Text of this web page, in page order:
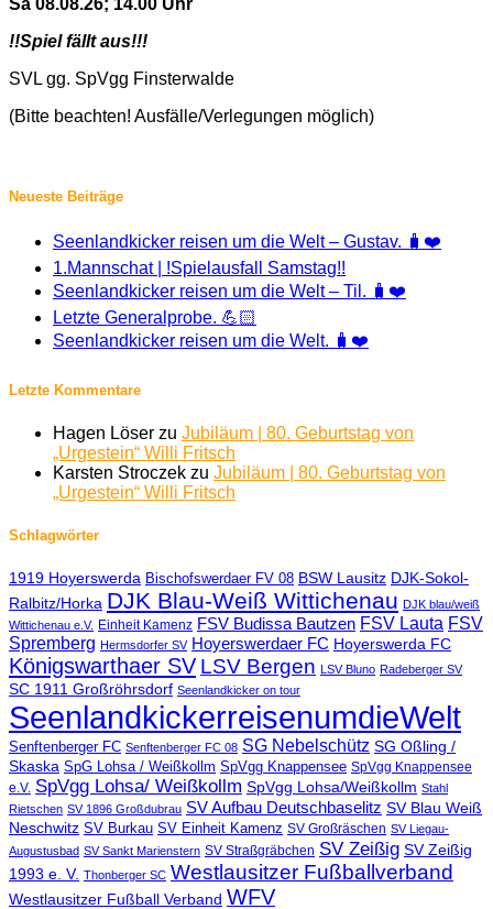
Sa 08.08.26; 14.00 Uhr
!!Spiel fällt aus!!!
SVL gg. SpVgg Finsterwalde
(Bitte beachten! Ausfälle/Verlegungen möglich)
Neueste Beiträge
Seenlandkicker reisen um die Welt – Gustav. 🧳❤️
1.Mannschat | !Spielausfall Samstag!!
Seenlandkicker reisen um die Welt – Til. 🧳❤️
Letzte Generalprobe. 💪🏻
Seenlandkicker reisen um die Welt. 🧳❤️
Letzte Kommentare
Hagen Löser zu Jubiläum | 80. Geburtstag von
„Urgestein“ Willi Fritsch
Karsten Stroczek zu Jubiläum | 80. Geburtstag von
„Urgestein“ Willi Fritsch
Schlagwörter
1919 Hoyerswerda Bischofswerdaer FV 08 BSW Lausitz DJK-Sokol-
Ralbitz/Horka DJK Blau-Weiß Wittichenau DJK blau/weiß
Wittichenau e.V. Einheit Kamenz FSV Budissa Bautzen FSV Lauta FSV
Spremberg Hermsdorfer SV Hoyerswerdaer FC Hoyerswerda FC
Königswarthaer SV LSV Bergen LSV Bluno Radeberger SV
SC 1911 Großröhrsdorf Seenlandkicker on tour
SeenlandkickerreisenumdieWelt
Senftenberger FC Senftenberger FC 08 SG Nebelschütz SG Oßling /
Skaska SpG Lohsa / Weißkollm SpVgg Knappensee SpVgg Knappensee
e.V. SpVgg Lohsa/ Weißkollm SpVgg Lohsa/Weißkollm Stahl
Rietschen SV 1896 Großdubrau SV Aufbau Deutschbaselitz SV Blau Weiß
Neschwitz SV Burkau SV Einheit Kamenz SV Großräschen SV Liegau-
Augustusbad SV Sankt Marienstern SV Straßgräbchen SV Zeißig SV Zeißig
1993 e. V. Thonberger SC Westlausitzer Fußballverband
Westlausitzer Fußball Verband WFV